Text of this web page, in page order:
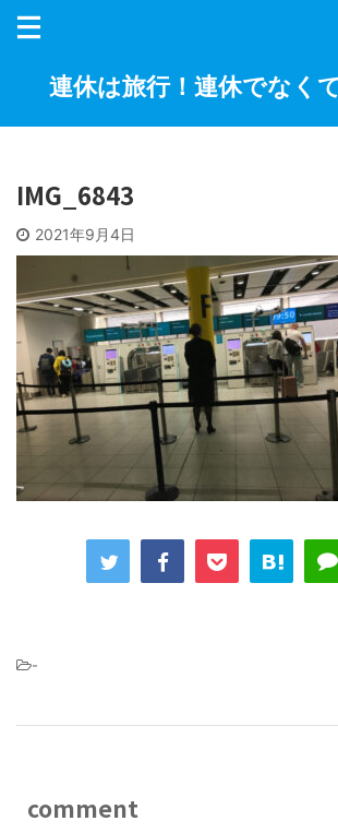
連休は旅行！連休でなく
IMG_6843
2021年9月4日
-
comment